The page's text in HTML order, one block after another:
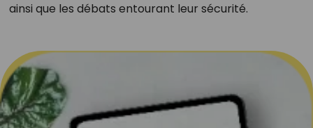
ainsi que les débats entourant leur sécurité.